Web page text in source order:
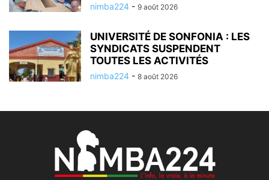
nimba224 - 9 août 2026
UNIVERSITÉ DE SONFONIA : LES
SYNDICATS SUSPENDENT
TOUTES LES ACTIVITÉS
nimba224 - 8 août 2026